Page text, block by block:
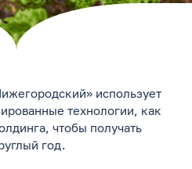
использует
технологии, как
чтобы получать
год.